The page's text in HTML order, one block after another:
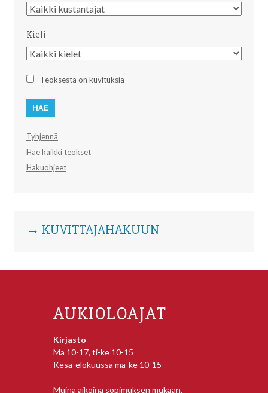
Kustantaja
Kieli
Kieli
Teoksesta on kuvituksia
Tyhjennä
Hae kaikki teokset
Hakuohjeet
→ KUVITTAJAHAKUUN
AUKIOLOAJAT
Kirjasto
Ma 10-17, ti-ke 10-15
Kesä-elokuussa ma-ke 10-15
Muina aikoina sopimuksen mukaan.